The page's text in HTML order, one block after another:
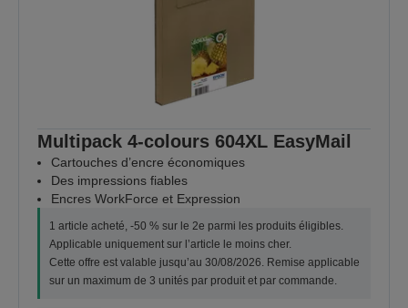
Multipack 4-colours 604XL EasyMail
Cartouches d’encre économiques
Des impressions fiables
Encres WorkForce et Expression
1 article acheté, -50 % sur le 2e parmi les produits éligibles.
Applicable uniquement sur l’article le moins cher.
Cette offre est valable jusqu’au 30/08/2026. Remise applicable
sur un maximum de 3 unités par produit et par commande.